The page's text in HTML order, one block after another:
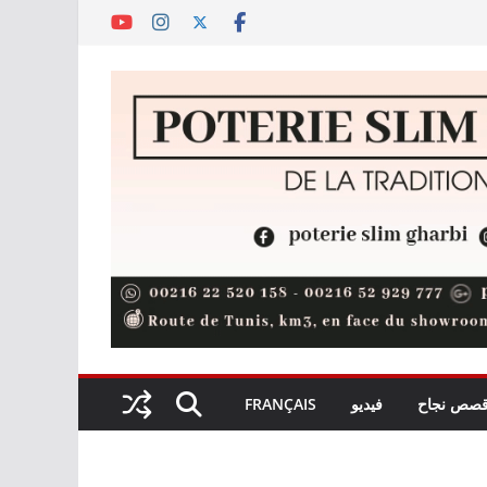
نجاح فيديو FRANÇAIS